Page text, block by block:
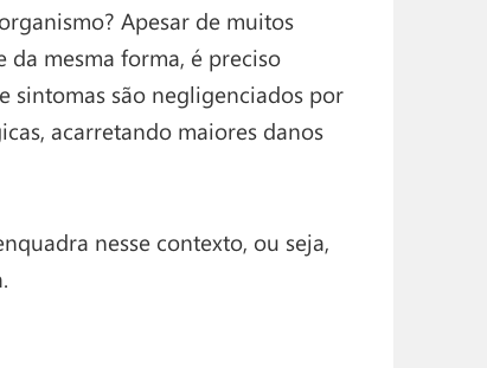
Apesar de muitos
da mesma forma, é preciso
sintomas são negligenciados por
acarretando maiores danos
nesse contexto, ou seja,